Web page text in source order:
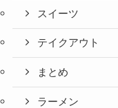
スイーツ
テイクアウト
まとめ
ラーメン